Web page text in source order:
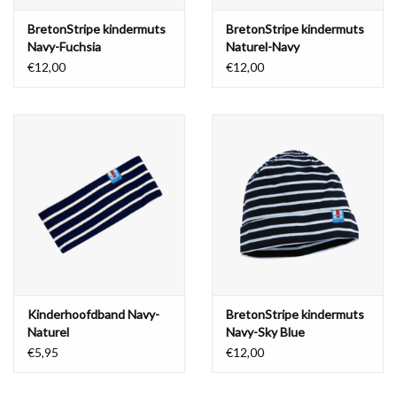
BretonStripe kindermuts
Navy-Fuchsia
€12,00
BretonStripe kindermuts
Naturel-Navy
€12,00
Kinderhoofdband Navy-
Naturel
€5,95
BretonStripe kindermuts
Navy-Sky Blue
€12,00